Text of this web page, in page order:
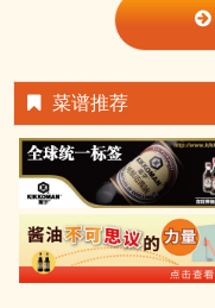
菜谱推荐